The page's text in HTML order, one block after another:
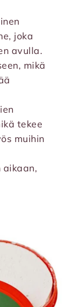
joka
avulla.
mikä
tekee
muihin